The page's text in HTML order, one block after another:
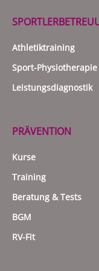
Athletiktraining
Sport-Physiotherapie
Leistungsdiagnostik
PRÄVENTION
Kurse
Training
Beratung & Tests
BGM
RV-Fit